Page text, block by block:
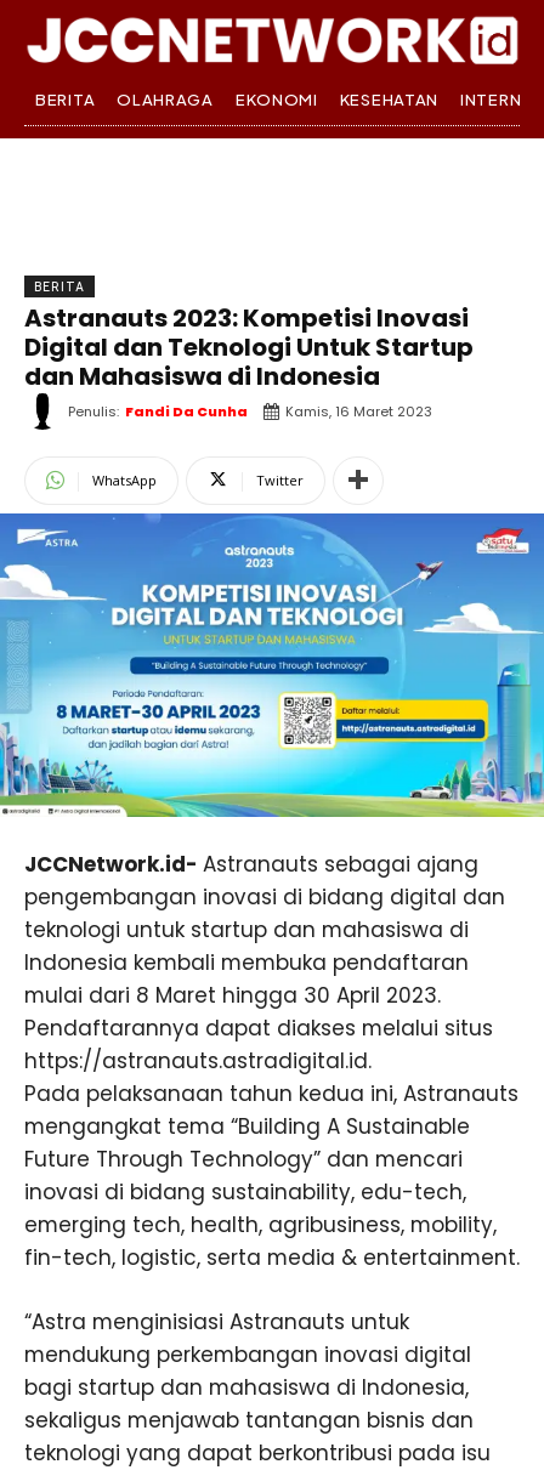
BERITA OLAHRAGA EKONOMI KESEHATAN
BERITA
Astranauts 2023: Kompetisi Inovasi
Digital dan Teknologi Untuk Startup
dan Mahasiswa di Indonesia
Penulis: Fandi Da Cunha Kamis, 16 Maret 2023
WhatsApp Twitter
JCCNetwork.id- Astranauts sebagai ajang
pengembangan inovasi di bidang digital dan
teknologi untuk startup dan mahasiswa di
Indonesia kembali membuka pendaftaran
mulai dari 8 Maret hingga 30 April 2023.
Pendaftarannya dapat diakses melalui situs
https://astranauts.astradigital.id.
Pada pelaksanaan tahun kedua ini, Astranauts
mengangkat tema “Building A Sustainable
Future Through Technology” dan mencari
inovasi di bidang sustainability, edu-tech,
emerging tech, health, agribusiness, mobility,
fin-tech, logistic, serta media & entertainment.
“Astra menginisiasi Astranauts untuk
mendukung perkembangan inovasi digital
bagi startup dan mahasiswa di Indonesia,
sekaligus menjawab tantangan bisnis dan
teknologi yang dapat berkontribusi pada isu